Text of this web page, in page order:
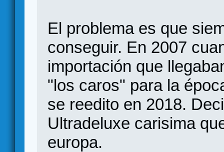
El problema es que
conseguir. En 2007
importación que
"los caros" para la
se reedito en 2018.
Ultradeluxe carisima
europa.